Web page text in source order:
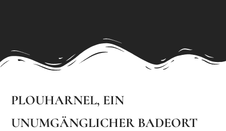
PLOUHARNEL, EIN
UNUMGÄNGLICHER BADEORT